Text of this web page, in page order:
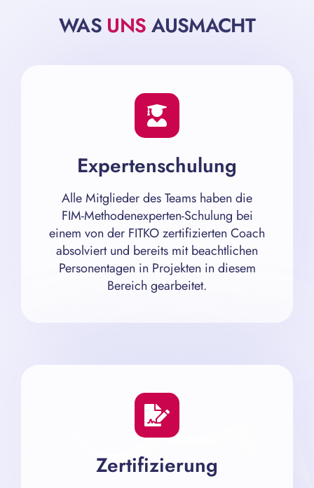
WAS UNSAUSMACHT
Expertenschulung
Alle Mitglieder des Teams haben die
FIM-Methodenexperten-Schulung bei
einem von der FITKO zertifizierten Coach
absolviert und bereits mit beachtlichen
Personentagen in Projekten in diesem
Bereich gearbeitet.
Zertifizierung